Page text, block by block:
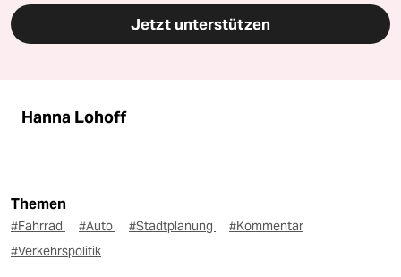
Jetzt unterstützen
Hanna Lohoff
Themen
#Fahrrad #Auto #Stadtplanung
#Kommentar
#Verkehrspolitik